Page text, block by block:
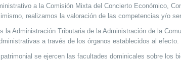
a la Comisión Mixta del Concierto Económico,
realizamos la valoración de las competencias y/o
la Administración Tributaria de la Administración de la
a través de los órganos establecidos al efecto.
se ejercen las facultades dominicales sobre los